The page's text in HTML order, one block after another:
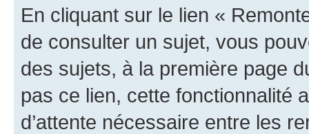
En cliquant sur le lien «
de consulter un sujet, vous
des sujets, à la première page
pas ce lien, cette fonctionnalité
d’attente nécessaire entre les